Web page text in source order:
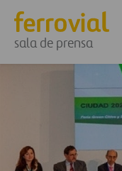
sala de prensa